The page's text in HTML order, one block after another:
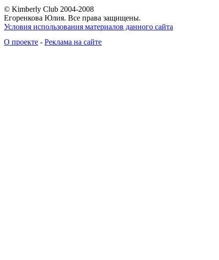
© Kimberly Club 2004-2008
Егоренкова Юлия. Все права защищены.
Условия использования материалов данного сайта
О проекте - Реклама на сайте